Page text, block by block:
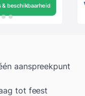
& beschikbaarheid
aanspreekpunt
tot feest